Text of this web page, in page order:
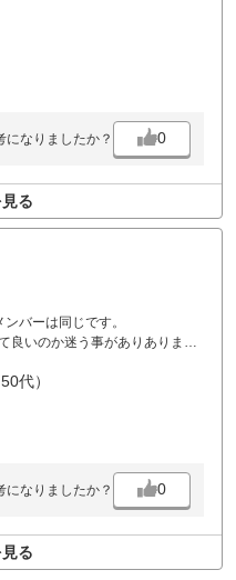
になりましたか？ 0
る
バーは同じです。
良いのか迷う事がありありまし
悪く、砂が入っていないので田
り、出すのに苦労しました。
質向上に期待します。
代）
になりましたか？ 0
る